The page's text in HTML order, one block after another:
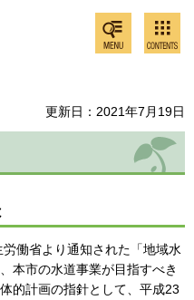
ンツメ
ニュー
共通メ
ニュー
更新日：2021年7月19日
働省より通知された「地域水
本市の水道事業が目指すべき
的計画の指針として、平成23